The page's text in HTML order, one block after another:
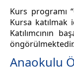
Kurs programı
Kursa katılmak
Katılımcının
öngörülmektedir.
Anaokulu